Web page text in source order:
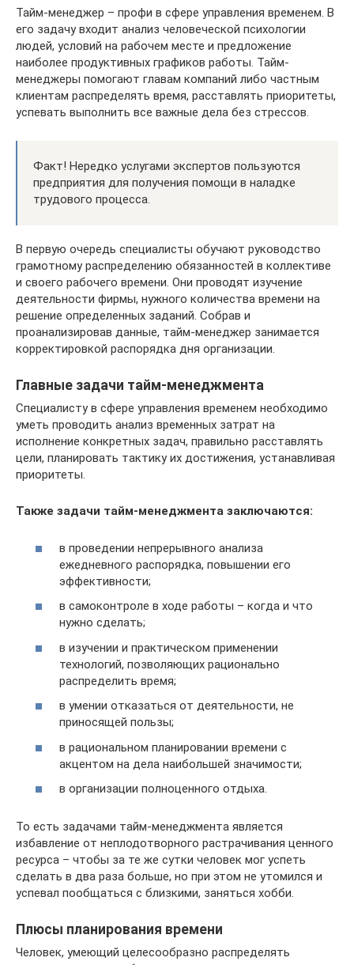
Тайм-менеджер – профи в сфере управления временем. В
его задачу входит анализ человеческой психологии
людей, условий на рабочем месте и предложение
наиболее продуктивных графиков работы. Тайм-
менеджеры помогают главам компаний либо частным
клиентам распределять время, расставлять приоритеты,
успевать выполнить все важные дела без стрессов.
Факт! Нередко услугами экспертов пользуются
предприятия для получения помощи в наладке
трудового процесса.
В первую очередь специалисты обучают руководство
грамотному распределению обязанностей в коллективе
и своего рабочего времени. Они проводят изучение
деятельности фирмы, нужного количества времени на
решение определенных заданий. Собрав и
проанализировав данные, тайм-менеджер занимается
корректировкой распорядка дня организации.
Главные задачи тайм-менеджмента
Специалисту в сфере управления временем необходимо
уметь проводить анализ временных затрат на
исполнение конкретных задач, правильно расставлять
цели, планировать тактику их достижения, устанавливая
приоритеты.
Также задачи тайм-менеджмента заключаются:
в проведении непрерывного анализа
ежедневного распорядка, повышении его
эффективности;
в самоконтроле в ходе работы – когда и что
нужно сделать;
в изучении и практическом применении
технологий, позволяющих рационально
распределить время;
в умении отказаться от деятельности, не
приносящей пользы;
в рациональном планировании времени с
акцентом на дела наибольшей значимости;
в организации полноценного отдыха.
То есть задачами тайм-менеджмента является
избавление от неплодотворного растрачивания ценного
ресурса – чтобы за те же сутки человек мог успеть
сделать в два раза больше, но при этом не утомился и
успевал пообщаться с близкими, заняться хобби.
Плюсы планирования времени
Человек, умеющий целесообразно распределять